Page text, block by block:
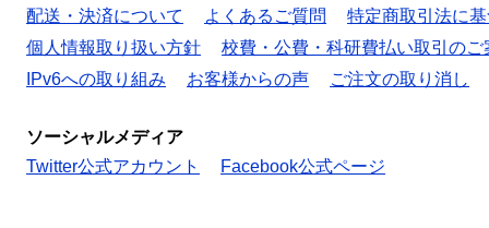
配送・決済について
よくあるご質問
特定商取引法に
個人情報取り扱い方針
校費・公費・科研費払い取引のご
IPv6への取り組み
お客様からの声 ご注文の取り消し
ソーシャルメディア
Twitter公式アカウント
Facebook公式ページ